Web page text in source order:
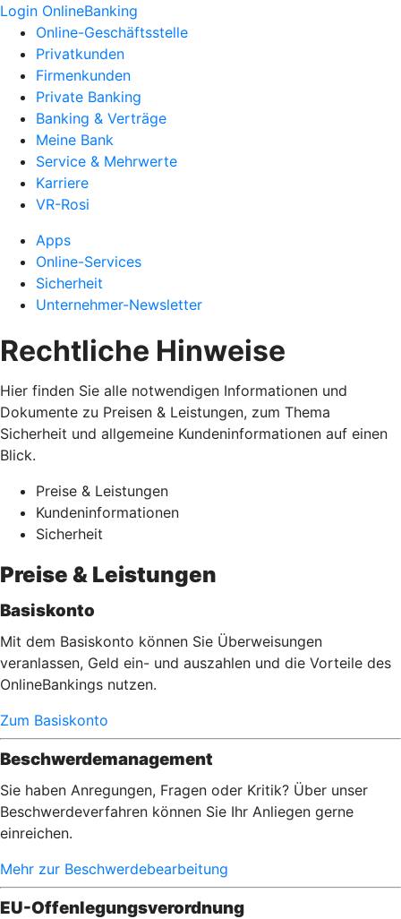
Login OnlineBanking
Online-Geschäftsstelle
Privatkunden
Firmenkunden
Private Banking
Banking & Verträge
Meine Bank
Service & Mehrwerte
Karriere
VR-Rosi
Apps
Online-Services
Sicherheit
Unternehmer-Newsletter
Rechtliche Hinweise
Hier finden Sie alle notwendigen Informationen und
Dokumente zu Preisen & Leistungen, zum Thema
Sicherheit und allgemeine Kundeninformationen auf einen
Blick.
Preise & Leistungen
Kundeninformationen
Sicherheit
Preise & Leistungen
Basiskonto
Mit dem Basiskonto können Sie Überweisungen
veranlassen, Geld ein- und auszahlen und die Vorteile des
OnlineBankings nutzen.
Zum Basiskonto
Beschwerdemanagement
Sie haben Anregungen, Fragen oder Kritik? Über unser
Beschwerdeverfahren können Sie Ihr Anliegen gerne
einreichen.
Mehr zur Beschwerdebearbeitung
EU-Offenlegungsverordnung